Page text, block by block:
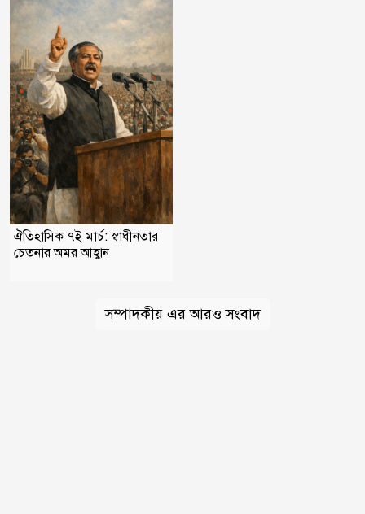
ঐতিহাসিক ৭ই মার্চ: স্বাধীনতার
চেতনার অমর আহ্বান
সম্পাদকীয় এর আরও সংবাদ